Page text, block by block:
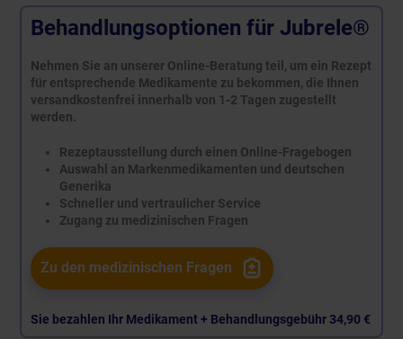
Behandlungsoptionen für Jubrele®
Nehmen Sie an unserer Online-Beratung teil, um ein Rezept
für entsprechende Medikamente zu bekommen, die Ihnen
versandkostenfrei innerhalb von 1-2 Tagen zugestellt
werden.
Rezeptausstellung durch einen Online-Fragebogen
Auswahl an Markenmedikamenten und deutschen
Generika
Schneller und vertraulicher Service
Zugang zu medizinischen Fragen
Zu den medizinischen Fragen
Sie bezahlen Ihr Medikament + Behandlungsgebühr 34,90 €